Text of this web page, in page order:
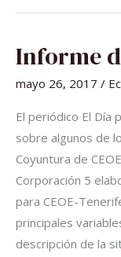
Informe
mayo 26, 2017 /
El periódico El Día
sobre algunos de
Coyuntura de
Corporación 5
para CEOE-
principales
descripción de la
INFORME
DE
COYUNTURA
2017